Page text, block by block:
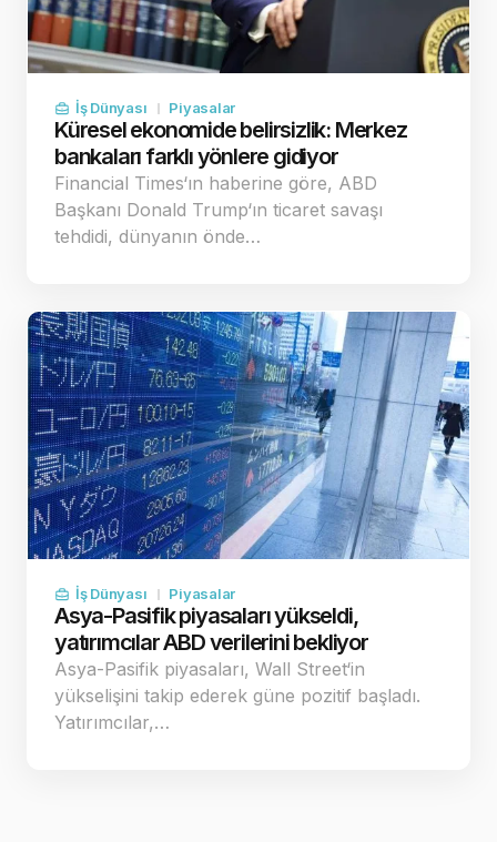
İş Dünyası Piyasalar
Küresel ekonomide belirsizlik: Merkez
bankaları farklı yönlere gidiyor
Financial Times‘ın haberine göre, ABD
Başkanı Donald Trump‘ın ticaret savaşı
tehdidi, dünyanın önde…
İş Dünyası Piyasalar
Asya-Pasifik piyasaları yükseldi,
yatırımcılar ABD verilerini bekliyor
Asya-Pasifik piyasaları, Wall Street‘in
yükselişini takip ederek güne pozitif başladı.
Yatırımcılar,…